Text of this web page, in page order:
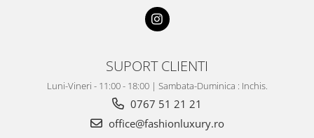
SUPORT CLIENTI
Luni-Vineri - 11:00 - 18:00 | Sambata-Duminica : Inchis.
0767 51 21 21
office@fashionluxury.ro